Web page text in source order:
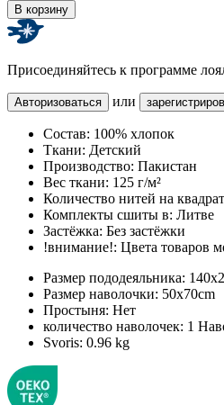
В корзину
Присоединяйтесь к программе
Авторизоваться или
Состав: 100% хлопок
Ткани: Детский
Производство: Пакистан
Вес ткани: 125 г/м²
Количество нитей на
Комплекты сшиты в: Литве
Застёжка: Без застёжки
!внимание!: Цвета товаров
Размер пододеяльника:
Размер наволочки: 50x70cm
Простыня: Нет
количество наволочек: 1
Svoris: 0.96 kg